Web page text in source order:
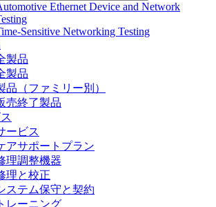
Ethernet Device and Network
Sensitive Networking Testing
製品
製品
品（ファミリー別）
売終了製品
ービス
アサポートプラン
理調整機器
理と校正
ステム保守と契約
トレーニング